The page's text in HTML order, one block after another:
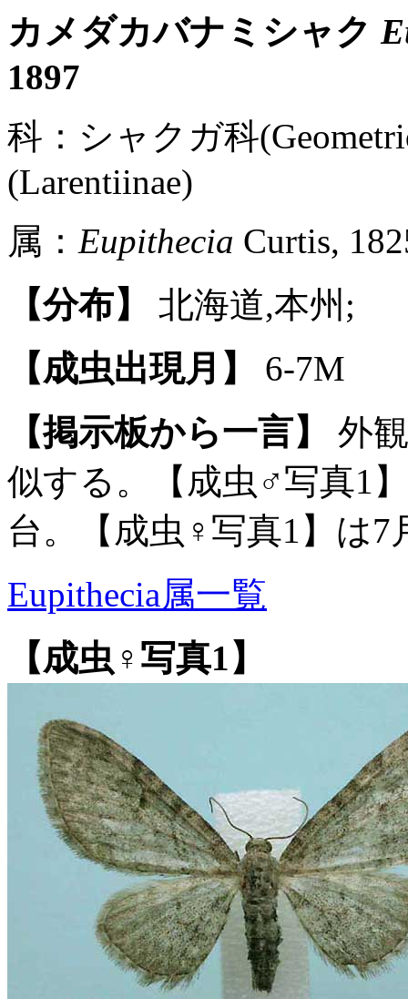
カメダカバナミシャク
1897
科：シャクガ科
(Larentiinae)
属： Eupithecia Curtis,
【分布】
北海道,本州;
【成虫出現月】
6-7M
【掲示板から一言】
外
似する。【成虫♂写真1
台。【成虫♀写真1】は7
Eupithecia属一覧
【成虫♀写真1】